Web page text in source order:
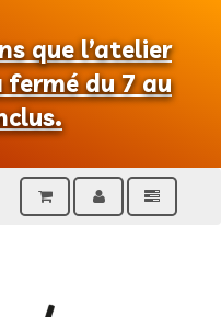
que l’atelier
du 7 au